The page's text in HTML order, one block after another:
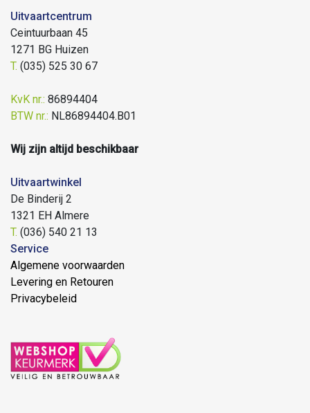
Uitvaartcentrum
Ceintuurbaan 45
1271 BG Huizen
T. (035) 525 30 67
KvK nr.: 86894404
BTW nr.: NL86894404.B01
Wij zijn altijd beschikbaar
Uitvaartwinkel
De Binderij 2
1321 EH Almere
T. (036) 540 21 13
Service
Algemene voorwaarden
Levering en Retouren
Privacybeleid